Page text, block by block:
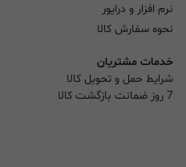
نرم افزار و درایور
نحوه سفارش کالا
خدمات مشتریان
شرایط حمل و تحویل کالا
7 روز ضمانت بازگشت کالا